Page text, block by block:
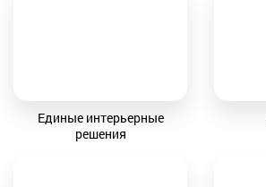
Единые интерьерные
решения